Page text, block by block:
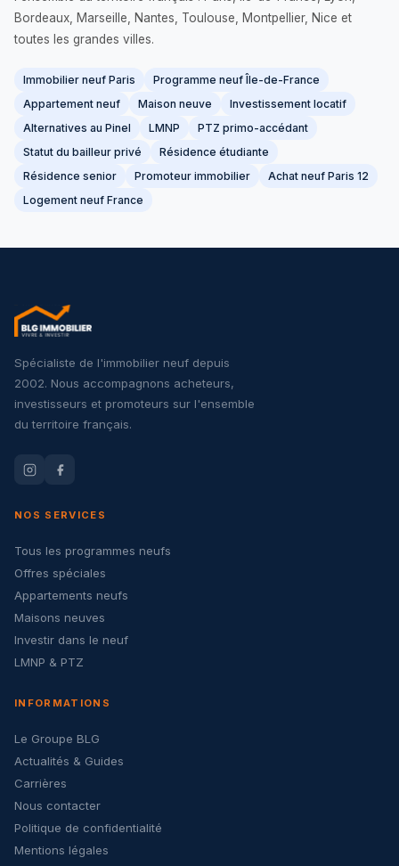
Bordeaux, Marseille, Nantes, Toulouse, Montpellier, Nice et
toutes les grandes villes.
Immobilier neuf Paris
Programme neuf Île-de-France
Appartement neuf
Maison neuve
Investissement locatif
Alternatives au Pinel
LMNP
PTZ primo-accédant
Statut du bailleur privé
Résidence étudiante
Résidence senior
Promoteur immobilier
Achat neuf Paris 12
Logement neuf France
Spécialiste de l'immobilier neuf depuis
2002. Nous accompagnons acheteurs,
investisseurs et promoteurs sur l'ensemble
du territoire français.
NOS SERVICES
Tous les programmes neufs
Offres spéciales
Appartements neufs
Maisons neuves
Investir dans le neuf
LMNP & PTZ
INFORMATIONS
Le Groupe BLG
Actualités & Guides
Carrières
Nous contacter
Politique de confidentialité
Mentions légales